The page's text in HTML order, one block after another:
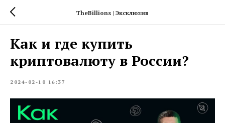
TheBillions | Эксклюзив
Как и где купить
криптовалюту в России?
2024-02-10 16:37